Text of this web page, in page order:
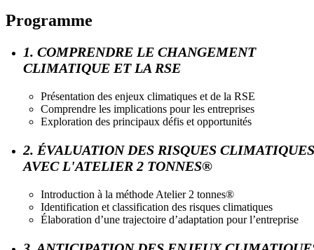
Programme
1. COMPRENDRE LE CHANGEMENT
CLIMATIQUE ET LA RSE
Présentation des enjeux climatiques et de la RSE
Comprendre les implications pour les entreprises
Exploration des principaux défis et opportunités
2. ÉVALUATION DES RISQUES CLIMATIQUES
AVEC L'ATELIER 2 TONNES®
Introduction à la méthode Atelier 2 tonnes®
Identification et classification des risques climatiques
Élaboration d’une trajectoire d’adaptation pour l’entreprise